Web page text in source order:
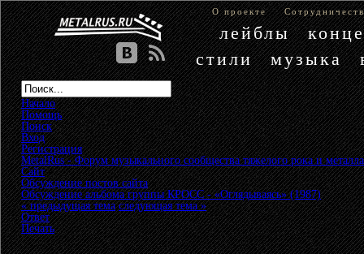
О проекте
лейблы
стили
музыка
Начало
Помощь
Поиск
Вход
Регистрация
MetalRus - Форум музыкального сообщества тяжелого рока и металла
Сайт»
Обсуждение постов сайта»
Обсуждение альбома группы КРОСС - «Оглядываясь» (1987)
« предыдущая тема следующая тема »
Ответ
Печать